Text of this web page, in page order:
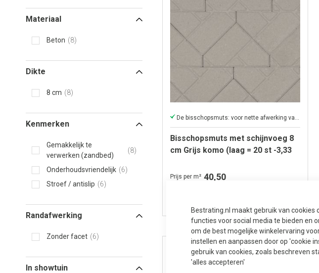
Bestrating.nl maakt gebruik van
functies voor social media te bieden en
om de best mogelijke winkelervaring
instellen en aanpassen door op 'cookie
gebruik van cookies, zoals beschreven
'alles accepteren'
Materiaal
Beton 8
Dikte
8 cm 8
Kenmerken
Gemakkelijk te
verwerken (zandbed)
8
Onderhoudsvriendelijk
6
Stroef / antislip
6
Randafwerking
Zonder facet 6
In showtuin
Bisschopsmuts met schijnvoeg 8
cm Grijs komo (laag = 20 st -3,33
Prijs per m² 40,50